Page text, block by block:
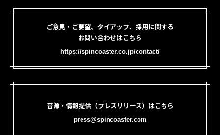
ご意見・ご要望、タイアップ、採用に関する
お問い合わせはこちら
https://spincoaster.co.jp/contact/
音源・情報提供（プレスリリース）はこちら
press@spincoaster.com